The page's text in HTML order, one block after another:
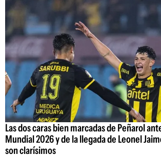
Las dos caras bien marcadas de Peñarol
Mundial 2026 y de la llegada de Leonel
son clarísimos